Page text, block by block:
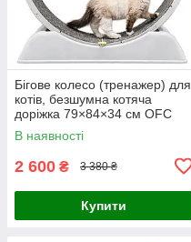
Бігове колесо (тренажер) для
котів, безшумна котяча
доріжка 79×84×34 см OFC
Gen5 Gray
В наявності
2 600 ₴ 3 380 ₴
Купити